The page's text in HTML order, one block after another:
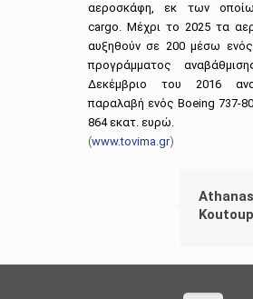
αεροσκάφη, εκ των
cargo. Μέχρι το 2025 τα
αυξηθούν σε 200 μέσω
προγράμματος
Δεκέμβριο του 2016
παραλαβή ενός Boeing 737-
864 εκατ. ευρώ.
(www.tovima.gr)